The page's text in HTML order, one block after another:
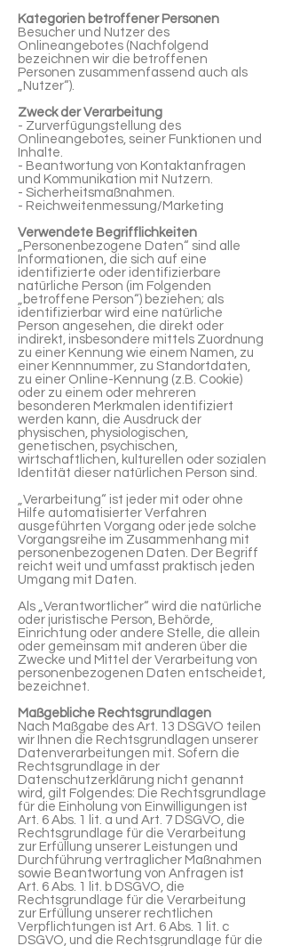
Kategorien betroffener Personen
Besucher und Nutzer des
Onlineangebotes (Nachfolgend
bezeichnen wir die betroffenen
Personen zusammenfassend auch als
„Nutzer“).
Zweck der Verarbeitung
- Zurverfügungstellung des
Onlineangebotes, seiner Funktionen und
Inhalte.
- Beantwortung von Kontaktanfragen
und Kommunikation mit Nutzern.
- Sicherheitsmaßnahmen.
- Reichweitenmessung/Marketing
Verwendete Begrifflichkeiten
„Personenbezogene Daten“ sind alle
Informationen, die sich auf eine
identifizierte oder identifizierbare
natürliche Person (im Folgenden
„betroffene Person“) beziehen; als
identifizierbar wird eine natürliche
Person angesehen, die direkt oder
indirekt, insbesondere mittels Zuordnung
zu einer Kennung wie einem Namen, zu
einer Kennnummer, zu Standortdaten,
zu einer Online-Kennung (z.B. Cookie)
oder zu einem oder mehreren
besonderen Merkmalen identifiziert
werden kann, die Ausdruck der
physischen, physiologischen,
genetischen, psychischen,
wirtschaftlichen, kulturellen oder sozialen
Identität dieser natürlichen Person sind.
„Verarbeitung“ ist jeder mit oder ohne
Hilfe automatisierter Verfahren
ausgeführten Vorgang oder jede solche
Vorgangsreihe im Zusammenhang mit
personenbezogenen Daten. Der Begriff
reicht weit und umfasst praktisch jeden
Umgang mit Daten.
Als „Verantwortlicher“ wird die natürliche
oder juristische Person, Behörde,
Einrichtung oder andere Stelle, die allein
oder gemeinsam mit anderen über die
Zwecke und Mittel der Verarbeitung von
personenbezogenen Daten entscheidet,
bezeichnet.
Maßgebliche Rechtsgrundlagen
Nach Maßgabe des Art. 13 DSGVO teilen
wir Ihnen die Rechtsgrundlagen unserer
Datenverarbeitungen mit. Sofern die
Rechtsgrundlage in der
Datenschutzerklärung nicht genannt
wird, gilt Folgendes: Die Rechtsgrundlage
für die Einholung von Einwilligungen ist
Art. 6 Abs. 1 lit. a und Art. 7 DSGVO, die
Rechtsgrundlage für die Verarbeitung
zur Erfüllung unserer Leistungen und
Durchführung vertraglicher Maßnahmen
sowie Beantwortung von Anfragen ist
Art. 6 Abs. 1 lit. b DSGVO, die
Rechtsgrundlage für die Verarbeitung
zur Erfüllung unserer rechtlichen
Verpflichtungen ist Art. 6 Abs. 1 lit. c
DSGVO, und die Rechtsgrundlage für die